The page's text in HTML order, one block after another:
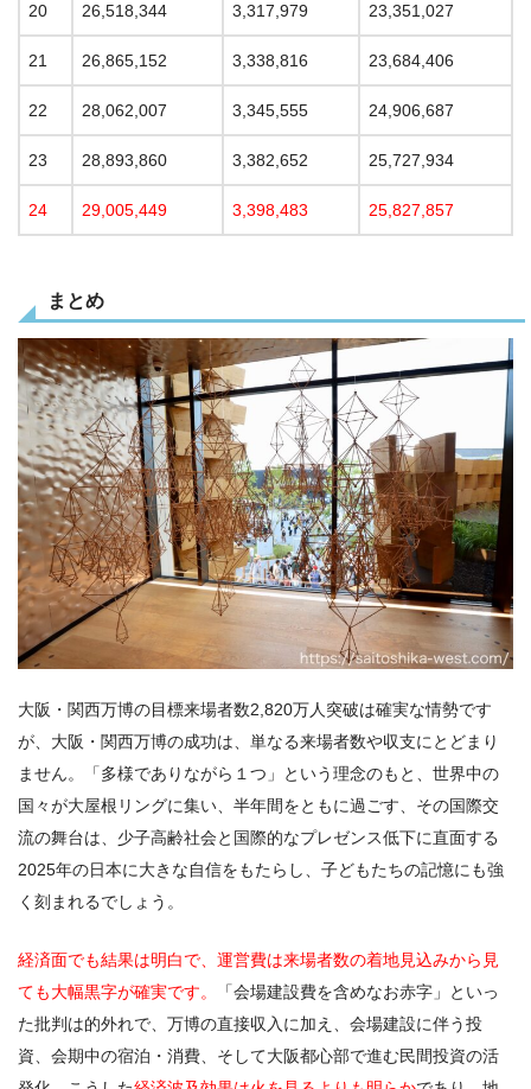
20 26,518,344 3,317,979 23,351,027
21 26,865,152 3,338,816 23,684,406
22 28,062,007 3,345,555 24,906,687
23 28,893,860 3,382,652 25,727,934
24 29,005,449 3,398,483 25,827,857
まとめ
大阪・関西万博の目標来場者数2,820万人突破は確実な情勢です
が、大阪・関西万博の成功は、単なる来場者数や収支にとどまり
ません。「多様でありながら１つ」という理念のもと、世界中の
国々が大屋根リングに集い、半年間をともに過ごす、その国際交
流の舞台は、少子高齢社会と国際的なプレゼンス低下に直面する
2025年の日本に大きな自信をもたらし、子どもたちの記憶にも強
く刻まれるでしょう。
経済面でも結果は明白で、運営費は来場者数の着地見込みから見
ても大幅黒字が確実です。
「会場建設費を含めなお赤字」といっ
た批判は的外れで、万博の直接収入に加え、会場建設に伴う投
資、会期中の宿泊・消費、そして大阪都心部で進む民間投資の活